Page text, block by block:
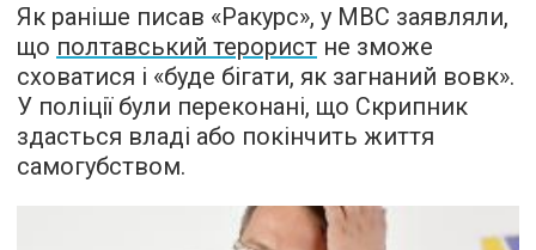
Як раніше писав «Ракурс», у МВС заявляли,
що полтавський терорист не зможе
сховатися і «буде бігати, як загнаний вовк».
У поліції були переконані, що Скрипник
здасться владі або покінчить життя
самогубством.